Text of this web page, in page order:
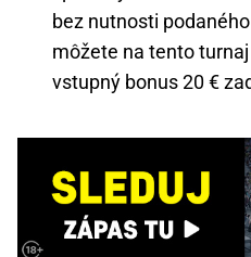
bez nutnosti
môžete na tento
vstupný bonus 20 €